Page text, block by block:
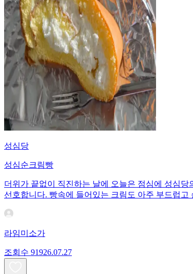
성심당
성심순크림빵
더위가 끝없이 직진하는 날에 오늘은 점심에 성심
선호합니다. 빵속에 들어있는 크림도 아주 부드럽
라임미소가
조회수 91926.07.27